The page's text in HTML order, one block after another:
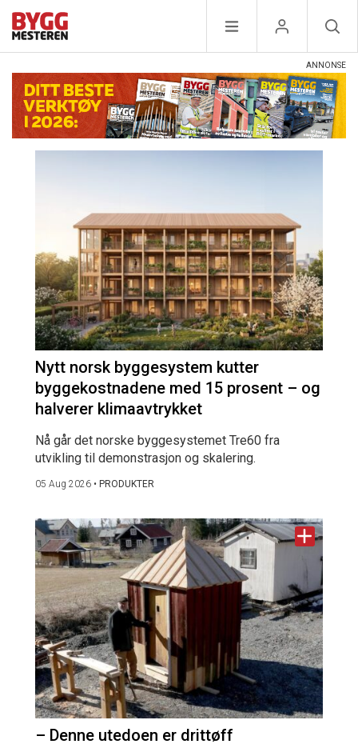
Nytt norsk byggesystem kutter
byggekostnadene med 15 prosent – og
halverer klimaavtrykket
Nå går det norske byggesystemet Tre60 fra
utvikling til demonstrasjon og skalering.
05 Aug 2026 • PRODUKTER
– Denne utedoen er drittøff